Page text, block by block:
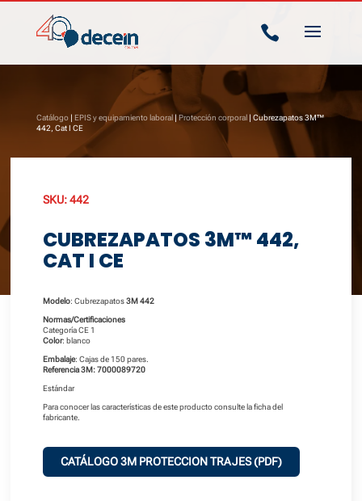

Catálogo| EPIS y equipamiento laboral| Protección corporal| Cubrezapatos 3M™
442, Cat I CE
SKU:442
CUBREZAPATOS 3M™ 442,
CAT I CE
Modelo: Cubrezapatos3M 442
Normas/Certificaciones
Categoría CE 1
Color: blanco
Embalaje: Cajas de 150 pares.
Referencia 3M: 7000089720
Estándar
Para conocer las características de este producto consulte la ficha del
fabricante.
CATÁLOGO 3M PROTECCION TRAJES (PDF)